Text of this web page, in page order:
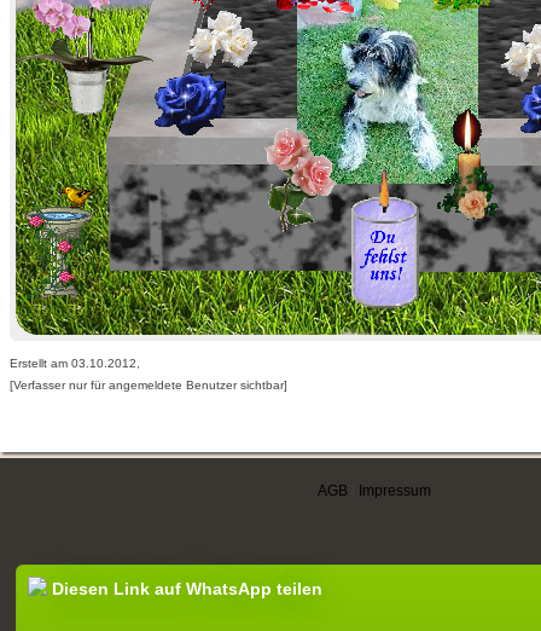
Erstellt am 03.10.2012,
[Verfasser nur für angemeldete Benutzer sichtbar]
AGB Impressum
Diesen Link auf WhatsApp teilen